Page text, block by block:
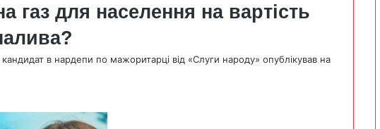
газ для населення на вартість
в нардепи по мажоритарці від «Слуги народу» опублікував на